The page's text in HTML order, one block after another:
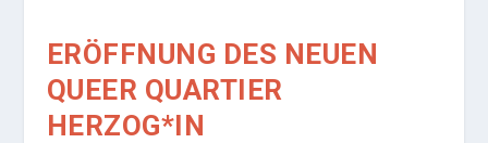
ERÖFFNUNG DES NEUEN
QUEER QUARTIER
HERZOG*IN